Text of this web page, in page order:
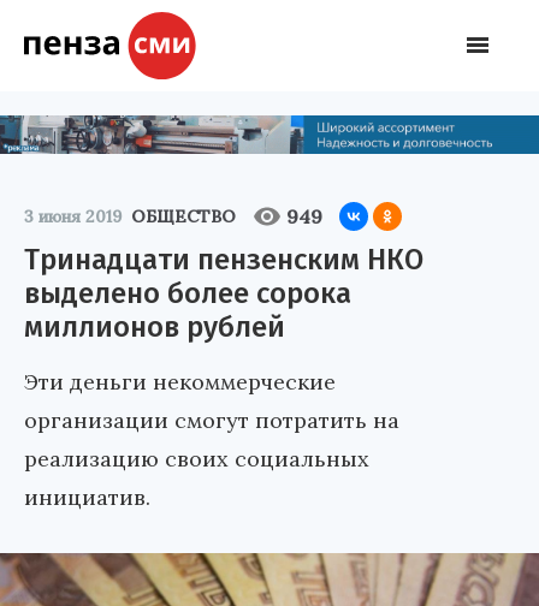
3 июня 2019 ОБЩЕСТВО 949
Тринадцати пензенским НКО
выделено более сорока
миллионов рублей
Эти деньги некоммерческие
организации смогут потратить на
реализацию своих социальных
инициатив.